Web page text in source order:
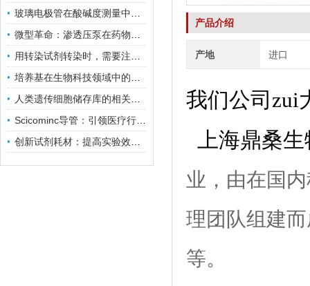
产品介绍
产地 进口
我们公司zui
上海鼎桑
业，由在国
理团队组建
等。